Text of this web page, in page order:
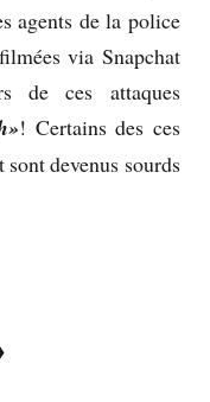
agents de la police
via Snapchat
de ces attaques
! Certains des ces
sont devenus sourds